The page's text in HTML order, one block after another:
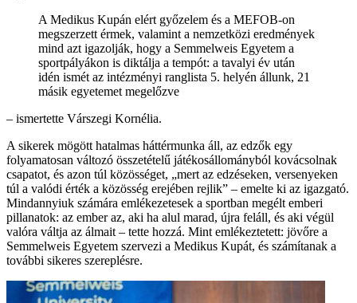
A Medikus Kupán elért győzelem és a MEFOB-on
megszerzett érmek, valamint a nemzetközi eredmények
mind azt igazolják, hogy a Semmelweis Egyetem a
sportpályákon is diktálja a tempót: a tavalyi év után
idén ismét az intézményi ranglista 5. helyén állunk, 21
másik egyetemet megelőzve
– ismertette Várszegi Kornélia.
A sikerek mögött hatalmas háttérmunka áll, az edzők egy
folyamatosan változó összetételű játékosállományból kovácsolnak
csapatot, és azon túl közösséget, „mert az edzéseken, versenyeken
túl a valódi érték a közösség erejében rejlik” – emelte ki az igazgató.
Mindannyiuk számára emlékezetesek a sportban megélt emberi
pillanatok: az ember az, aki ha alul marad, újra feláll, és aki végül
valóra váltja az álmait – tette hozzá. Mint emlékeztetett: jövőre a
Semmelweis Egyetem szervezi a Medikus Kupát, és számítanak a
további sikeres szereplésre.